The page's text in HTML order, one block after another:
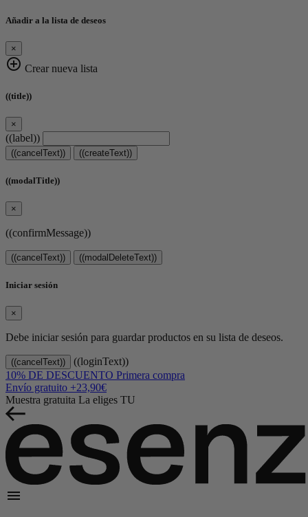
Añadir a la lista de deseos
×
add_circle_outline Crear nueva lista
((title))
×
((label))
((cancelText)) ((createText))
((modalTitle))
×
((confirmMessage))
((cancelText)) ((modalDeleteText))
Iniciar sesión
×
Debe iniciar sesión para guardar productos en su lista de deseos.
((cancelText))
((loginText))
10% DE DESCUENTO Primera compra
Envío gratuito +23,90€
Muestra gratuita La eliges TU
menu